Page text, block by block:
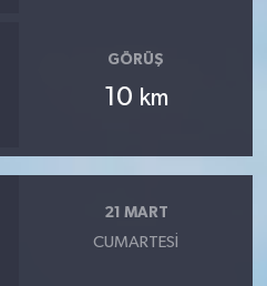
GÖRÜŞ
10 km
21 MART
CUMARTESI